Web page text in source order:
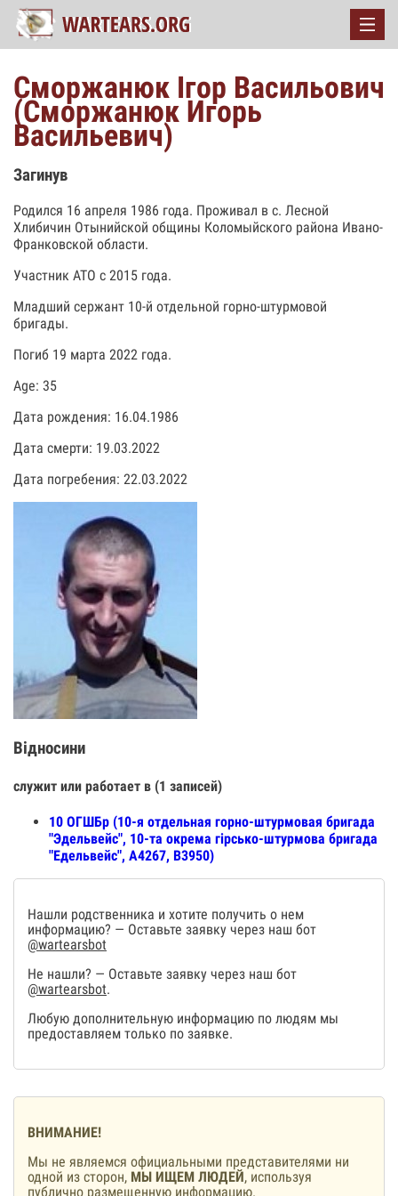
Сморжанюк Ігор Васильович
(Сморжанюк Игорь
Васильевич)
Загинув
Родился 16 апреля 1986 года. Проживал в с. Лесной
Хлибичин Отынийской общины Коломыйского района Ивано-
Франковской области.
Участник АТО с 2015 года.
Младший сержант 10-й отдельной горно-штурмовой
бригады.
Погиб 19 марта 2022 года.
Age: 35
Дата рождения: 16.04.1986
Дата смерти: 19.03.2022
Дата погребения: 22.03.2022
Відносини
служит или работает в (1 записей)
10 ОГШБр (10-я отдельная горно-штурмовая бригада
"Эдельвейс", 10-та окрема гірсько-штурмова бригада
"Едельвейс", А4267, В3950)
Нашли родственника и хотите получить о нем
информацию? — Оставьте заявку через наш бот
@wartearsbot
Не нашли? — Оставьте заявку через наш бот
@wartearsbot.
Любую дополнительную информацию по людям мы
предоставляем только по заявке.
ВНИМАНИЕ!
Мы не являемся официальными представителями ни
одной из сторон, МЫ ИЩЕМ ЛЮДЕЙ, используя
публично размещенную информацию.